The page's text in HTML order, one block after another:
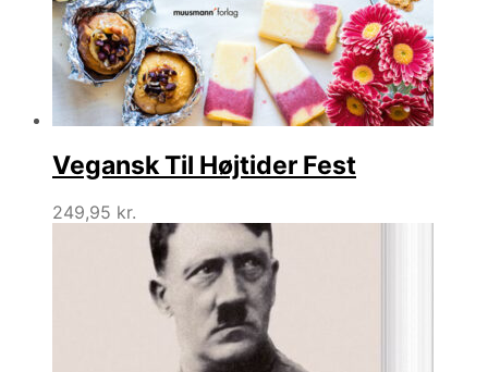
Vegansk Til Højtider Fest
249,95 kr.